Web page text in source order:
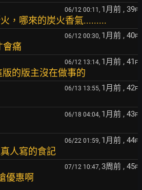
06/12 00:11, 1月前 , 39F
，哪來的炭火香氣.........
06/12 00:30, 1月前 , 40F
會痛
06/12 13:14, 1月前 , 41 F
的版主沒在做事的
06/13 13:55, 1月前 , 42F
06/18 04:04, 1月前 , 43F
06/22 01:59, 1月前 , 44F
人寫的食記
07/12 10:47, 3周前 , 45F
優惠啊